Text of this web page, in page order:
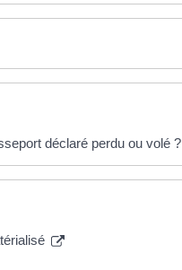
déclaré perdu ou volé ?